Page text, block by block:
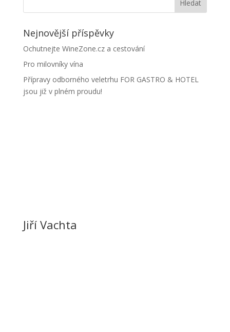
Nejnovější příspěvky
Ochutnejte WineZone.cz a cestování
Pro milovníky vína
Přípravy odborného veletrhu FOR GASTRO & HOTEL
jsou již v plném proudu!
Jiří Vachta